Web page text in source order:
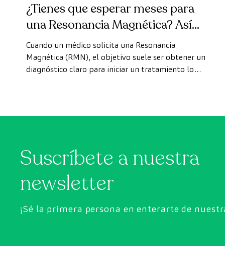
¿Tienes que esperar meses para
una Resonancia Magnética? Así
puedes realizarte la prueba de
forma rápida como paciente
privado
Cuando un médico solicita una Resonancia
Magnética (RMN), el objetivo suele ser obtener un
diagnóstico claro para iniciar un tratamiento lo
Suscríbete a nuestra
newsletter
¡Sé la primera persona en enterarte de